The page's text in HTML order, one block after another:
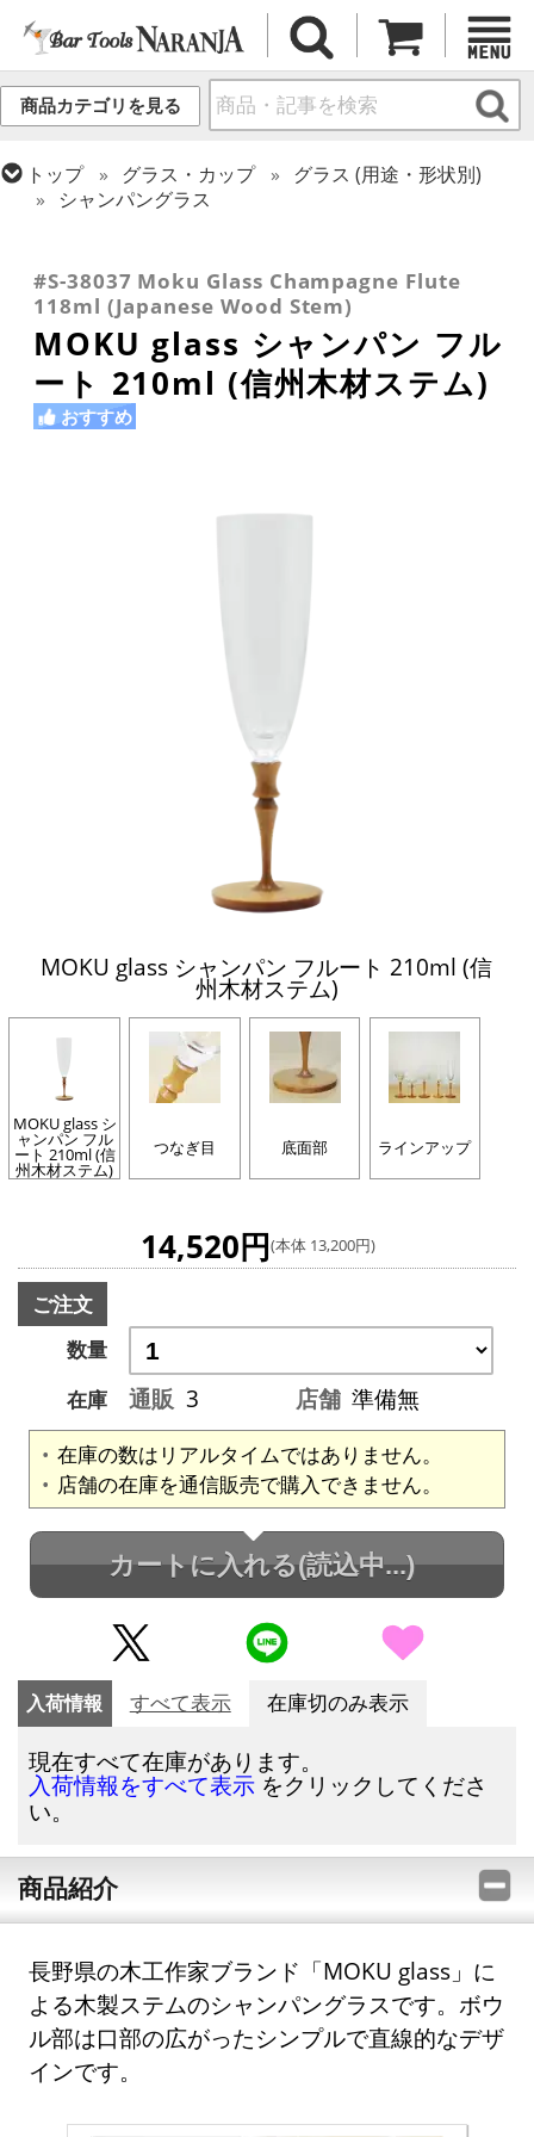
商品カテゴリを見る
トップ グラス・カップ
グラス (用途・形状別)
シャンパングラス
金属カップ・その他グラス
その他ブランド
#S-38037 Moku Glass Champagne Flute
118ml (Japanese Wood Stem)
MOKU glass シャンパン フル
ート 210ml (信州木材ステム)
おすすめ
MOKU glass シャンパン フルート 210ml (信
州木材ステム)
MOKU glass シ
ャンパン フル
ート 210ml (信
州木材ステム)
つなぎ目 底面部 ラインアップ
14,520円(本体 13,200円)
ご注文
数量
在庫
通販 3 店舗 準備無
在庫の数はリアルタイムではありません。
店舗の在庫を通信販売で購入できません。
カートに入れる(読込中...)
入荷情報 すべて表示 在庫切のみ表示
現在すべて在庫があります。
入荷情報をすべて表示 をクリックしてくださ
い。
商品紹介
長野県の木工作家ブランド「MOKU glass」に
よる木製ステムのシャンパングラスです。ボウ
ル部は口部の広がったシンプルで直線的なデザ
インです。